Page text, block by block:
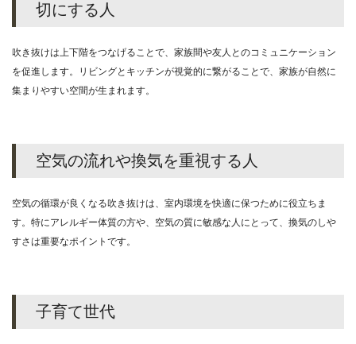
切にする人
吹き抜けは上下階をつなげることで、家族間や友人とのコミュニケーション
を促進します。リビングとキッチンが視覚的に繋がることで、家族が自然に
集まりやすい空間が生まれます。
空気の流れや換気を重視する人
空気の循環が良くなる吹き抜けは、室内環境を快適に保つために役立ちま
す。特にアレルギー体質の方や、空気の質に敏感な人にとって、換気のしや
すさは重要なポイントです。
子育て世代